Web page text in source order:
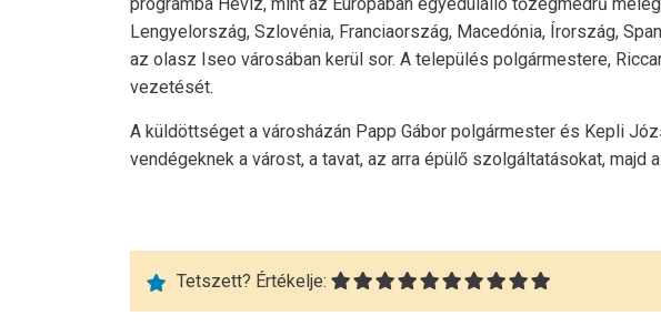
programba Hévíz, mint az Európában egyedülálló tőzegmedrű
Lengyelország, Szlovénia, Franciaország, Macedónia, Írország,
az olasz Iseo városában kerül sor. A település polgármestere,
vezetését.
A küldöttséget a városházán Papp Gábor polgármester és Kepli
vendégeknek a várost, a tavat, az arra épülő szolgáltatásokat,
Tetszett? Értékelje: